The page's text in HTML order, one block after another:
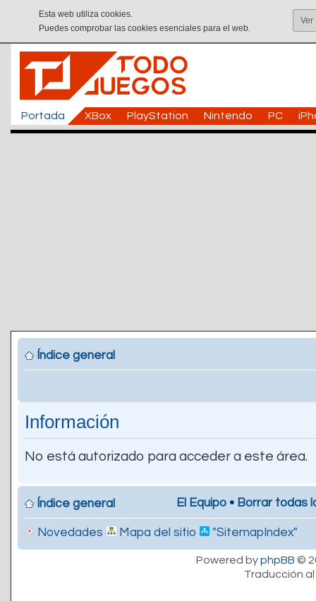
Esta web utiliza cookies.
Puedes comprobar las cookies esenciales para el web.
Ver
Portada XBox PlayStation Nintendo PC
Índice general
Información
No está autorizado para acceder a este área.
Índice general El Equipo • Borrar todas
Novedades Mapa del sitio "SitemapIndex"
Powered byphpBB ©
Traducción